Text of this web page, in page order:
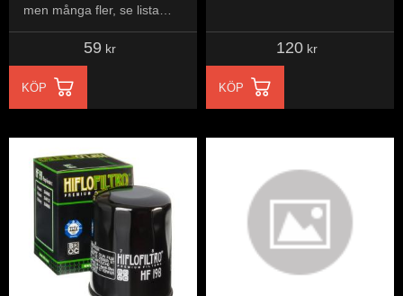
men många fler, se lista
nedan...
59 kr
KÖP
120 kr
KÖP